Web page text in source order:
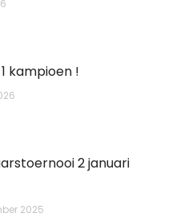
kampioen !
2 januari
2025